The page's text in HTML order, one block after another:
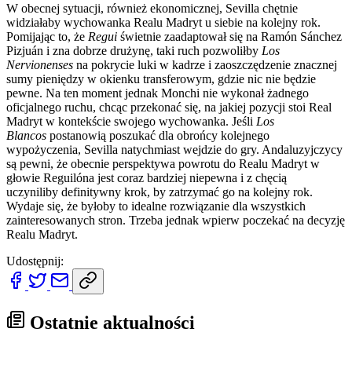
W obecnej sytuacji, również ekonomicznej, Sevilla chętnie
widziałaby wychowanka Realu Madryt u siebie na kolejny rok.
Pomijając to, że Regui świetnie zaadaptował się na Ramón Sánchez
Pizjuán i zna dobrze drużynę, taki ruch pozwoliłby Los
Nervionenses na pokrycie luki w kadrze i zaoszczędzenie znacznej
sumy pieniędzy w okienku transferowym, gdzie nic nie będzie
pewne. Na ten moment jednak Monchi nie wykonał żadnego
oficjalnego ruchu, chcąc przekonać się, na jakiej pozycji stoi Real
Madryt w kontekście swojego wychowanka. Jeśli Los
Blancos postanowią poszukać dla obrońcy kolejnego
wypożyczenia, Sevilla natychmiast wejdzie do gry. Andaluzyjczycy
są pewni, że obecnie perspektywa powrotu do Realu Madryt w
głowie Reguilóna jest coraz bardziej niepewna i z chęcią
uczyniliby definitywny krok, by zatrzymać go na kolejny rok.
Wydaje się, że byłoby to idealne rozwiązanie dla wszystkich
zainteresowanych stron. Trzeba jednak wpierw poczekać na decyzję
Realu Madryt.
Udostępnij:
Ostatnie aktualności